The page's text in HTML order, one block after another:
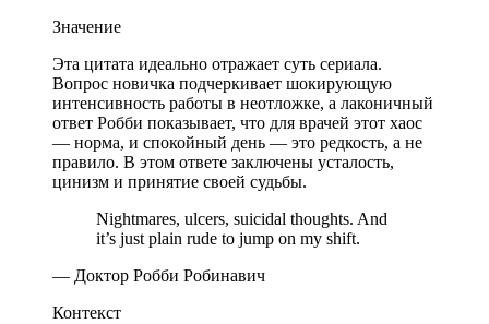
Значение
Эта цитата идеально отражает суть сериала.
Вопрос новичка подчеркивает шокирующую
интенсивность работы в неотложке, а лаконичный
ответ Робби показывает, что для врачей этот хаос
— норма, и спокойный день — это редкость, а не
правило. В этом ответе заключены усталость,
цинизм и принятие своей судьбы.
Nightmares, ulcers, suicidal thoughts. And
it’s just plain rude to jump on my shift.
— Доктор Робби Робинавич
Контекст